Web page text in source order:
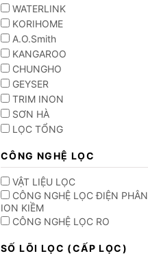
WATERLINK
KORIHOME
A.O.Smith
KANGAROO
CHUNGHO
GEYSER
TRIM INON
SƠN HÀ
LỌC TỔNG
CÔNG NGHỆ LỌC
VẬT LIỆU LỌC
CÔNG NGHỆ LỌC ĐIỆN PHÂN
ION KIỀM
CÔNG NGHỆ LỌC RO
SỐ LÕI LỌC (CẤP LỌC)